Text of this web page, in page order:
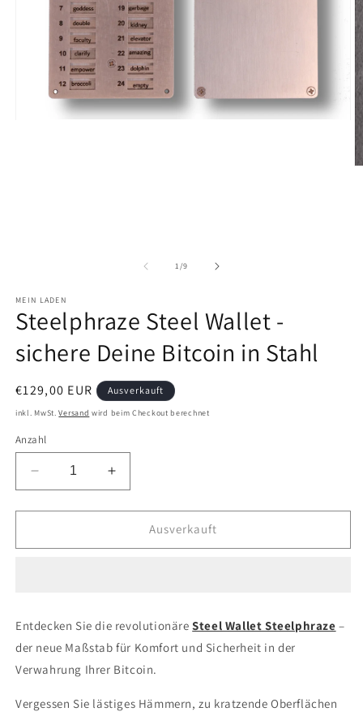
1/von
9
MEIN LADEN
Steelphraze Steel Wallet -
sichere Deine Bitcoin in Stahl
Normaler
Preis
€129,00 EUR Ausverkauft
inkl. MwSt.Versand wird beim Checkout berechnet
Anzahl
Verringere
die
Menge
Steelphraze
Deine
Bitcoin
in
Erhöhe
die
Menge
Steelphraze
Deine
Bitcoin
in
Ausverkauft
Entdecken Sie die revolutionäreSteel Wallet Steelphraze –
der neue Maßstab für Komfort und Sicherheit in der
Verwahrung Ihrer Bitcoin.
Vergessen Sie lästiges Hämmern, zu kratzende Oberflächen